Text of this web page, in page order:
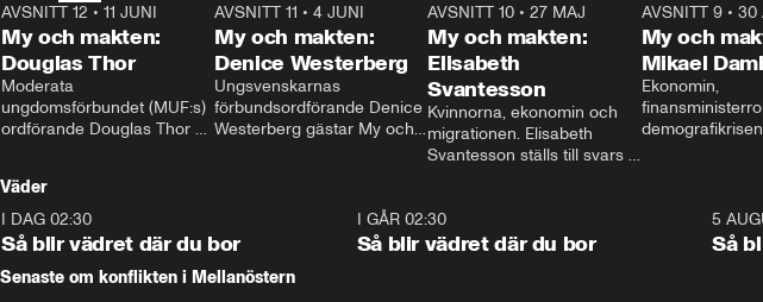
26:27
AVSNITT 12 • 11 JUNI
My och makten:
Douglas Thor
Moderata
ungdomsförbundet (MUF:s)
ordförande Douglas Thor
tonårsutvisningarna och hur
Moderaterna ska locka
väljare till valet i höst.
23:40
AVSNITT 11 •4 JUNI
My och makten:
Denice Westerberg
Ungsvenskarnas
förbundsordförande Denice
Westerberg gästar My och
AVSNITT 10 •27 MAJ
My och makten:
Elisabeth
Svantesson
Kvinnorna, ekonomin och
migrationen. Elisabeth
Svantesson ställs till svars
AVSNITT 9• 30
My och
Mikael
Ekonomin,
och Makten.
Väder
I DAG 02:30
Så blir vädret där du bor
1:06
I GÅR 02:30
Så blir vädret där du bor
5
Så
Senaste om konflikten i Mellanöstern